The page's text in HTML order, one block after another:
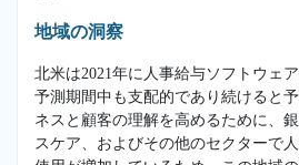
地域の洞察
北米は2021年に人事給与ソフトウェ
予測期間中も支配的であり続けると
ネスと顧客の理解を高めるために、
スケア、およびその他のセクターで